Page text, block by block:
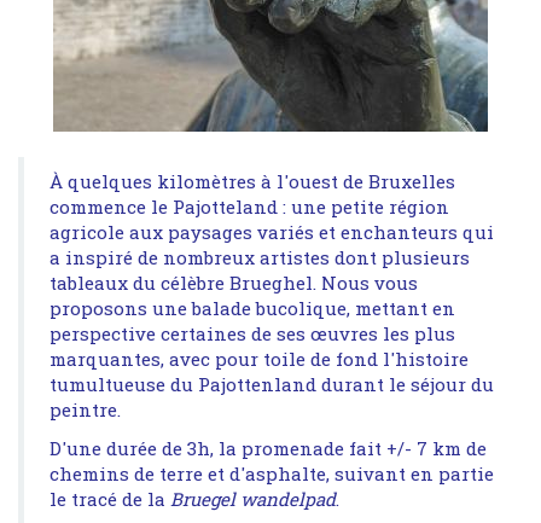
À quelques kilomètres à l'ouest de Bruxelles
commence le Pajotteland : une petite région
agricole aux paysages variés et enchanteurs qui
a inspiré de nombreux artistes dont plusieurs
tableaux du célèbre Brueghel. Nous vous
proposons une balade bucolique, mettant en
perspective certaines de ses œuvres les plus
marquantes, avec pour toile de fond l'histoire
tumultueuse du Pajottenland durant le séjour du
peintre.
D'une durée de 3h, la promenade fait +/- 7 km de
chemins de terre et d'asphalte, suivant en partie
le tracé de la Bruegel wandelpad.